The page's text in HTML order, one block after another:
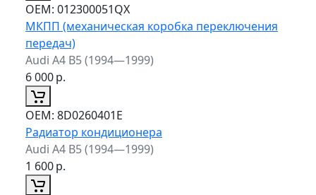
ОЕМ: 012300051QX
МКПП (механическая коробка переключения
передач)
Audi A4 B5 (1994—1999)
6 000р.
ОЕМ: 8D0260401E
Радиатор кондиционера
Audi A4 B5 (1994—1999)
1 600р.